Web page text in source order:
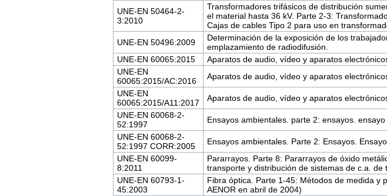
UNE-EN 50464-2-
3:2010
Transformadores trifásicos de distribución
el material hasta 36 kV. Parte 2-3:
Cajas de cables Tipo 2 para uso en
UNE-EN 50496:2009
Determinación de la exposición de los
emplazamiento de radiodifusión.
UNE-EN 60065:2015
Aparatos de audio, vídeo y aparatos
UNE-EN
60065:2015/AC:2016
Aparatos de audio, vídeo y aparatos
UNE-EN
60065:2015/A11:2017
Aparatos de audio, vídeo y aparatos
UNE-EN 60068-2-
52:1997
Ensayos ambientales. parte 2: ensayos.
UNE-EN 60068-2-
52:1997 CORR:2005
Ensayos ambientales. Parte 2: Ensayos.
UNE-EN 60099-
8:2011
Pararrayos. Parte 8: Pararrayos de óxido
transporte y distribución de sistemas de c.a.
UNE-EN 60793-1-
45:2003
Fibra óptica. Parte 1-45: Métodos de medida y
AENOR en abril de 2004)